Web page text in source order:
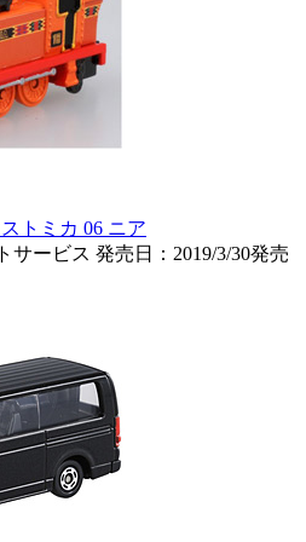
ストミカ 06 ニア
サービス 発売日：2019/3/30発売